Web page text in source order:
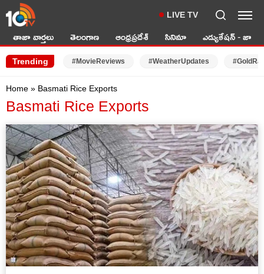
LIVE TV
తాజా వార్తలు తెలంగాణ ఆంధ్రప్రదేశ్ సినిమా ఎడ్యుకేషన్ - జాబ్స్
Trending #MovieReviews #WeatherUpdates
Home » Basmati Rice Exports
Basmati Rice Exports